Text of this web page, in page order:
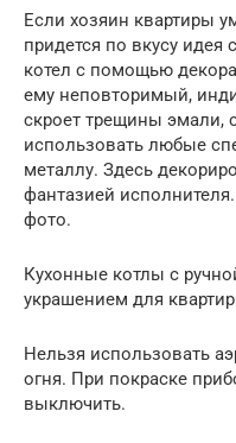
Если хозяин квартиры
придется по вкусу
котел с помощью
ему неповторимый,
скроет трещины эмали,
использовать любые
металлу. Здесь
фантазией
фото.
Кухонные котлы с
украшением для
Нельзя использовать
огня. При покраске
выключить.